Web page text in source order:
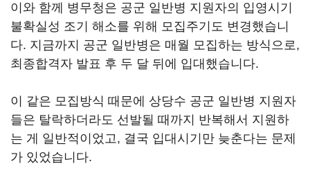
이와 함께 병무청은 공군 일반병 지원자의 입영시기
불확실성 조기 해소를 위해 모집주기도 변경했습니
다. 지금까지 공군 일반병은 매월 모집하는 방식으로,
최종합격자 발표 후 두 달 뒤에 입대했습니다.
이 같은 모집방식 때문에 상당수 공군 일반병 지원자
들은 탈락하더라도 선발될 때까지 반복해서 지원하
는 게 일반적이었고, 결국 입대시기만 늦춘다는 문제
가 있었습니다.